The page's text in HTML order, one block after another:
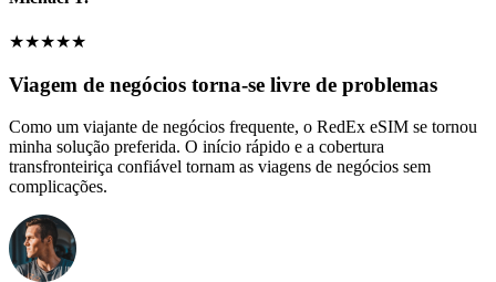
★★★★★
Viagem de negócios torna-se livre de problemas
Como um viajante de negócios frequente, o RedEx eSIM se tornou
minha solução preferida. O início rápido e a cobertura
transfronteiriça confiável tornam as viagens de negócios sem
complicações.